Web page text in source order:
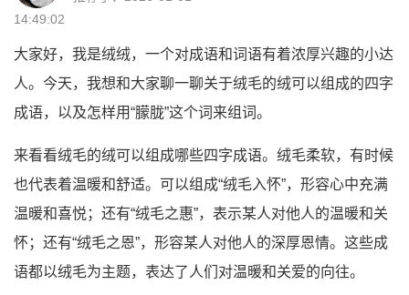
14:49:02
大家好，我是绒绒，一个对成语和词语有着浓厚兴趣的小达
人。今天，我想和大家聊一聊关于绒毛的绒可以组成的四字
成语，以及怎样用“朦胧”这个词来组词。
来看看绒毛的绒可以组成哪些四字成语。绒毛柔软，有时候
也代表着温暖和舒适。可以组成“绒毛入怀”，形容心中充满
温暖和喜悦；还有“绒毛之惠”，表示某人对他人的温暖和关
怀；还有“绒毛之恩”，形容某人对他人的深厚恩情。这些成
语都以绒毛为主题，表达了人们对温暖和关爱的向往。